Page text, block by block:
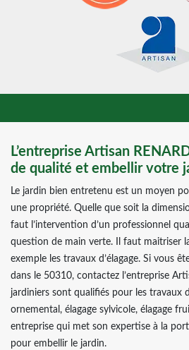
L’entreprise Artisan
de qualité et embellir votre
Le jardin bien entretenu est un moyen
une propriété. Quelle que soit la
faut l’intervention d’un professionnel
question de main verte. Il faut maitriser
exemple les travaux d’élagage. Si vous
dans le 50310, contactez l’entreprise
jardiniers sont qualifiés pour les travaux
ornemental, élagage sylvicole, élagage
entreprise qui met son expertise à la
pour embellir le jardin.